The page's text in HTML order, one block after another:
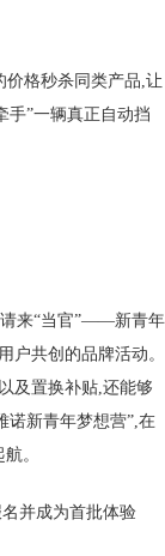
价格秒杀同类产品,让
手”一辆真正自动挡
请来“当官”——新青年
户共创的品牌活动。
及置换补贴,还能够
诺新青年梦想营”,在
。
并成为首批体验